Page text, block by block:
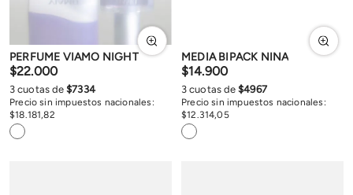
PERFUME VIAMO NIGHT
$22.000
Precio sin impuestos nacionales:
$18 181,82
3 cuotas de$7334
MEDIA BIPACK NINA
$14.900
Precio sin impuestos nacionales:
$12 314,05
3 cuotas de$4967